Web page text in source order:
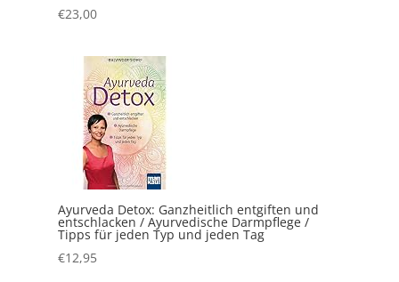
€23,00
Ayurveda Detox: Ganzheitlich entgiften und
entschlacken / Ayurvedische Darmpflege /
Tipps für jeden Typ und jeden Tag
€12,95